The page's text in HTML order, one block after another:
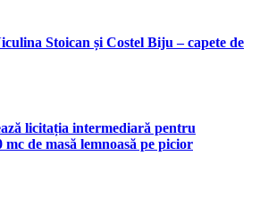
Stoican și Costel Biju – capete de
licitația intermediară pentru
mc de masă lemnoasă pe picior